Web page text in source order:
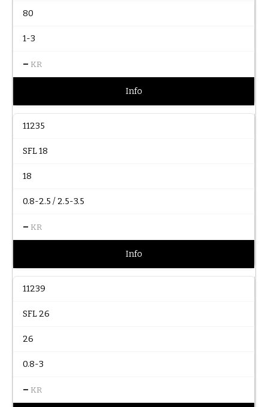
80
1-3
– KR
Info
11235
SFL 18
18
0.8-2.5 / 2.5-3.5
– KR
Info
11239
SFL 26
26
0.8-3
– KR